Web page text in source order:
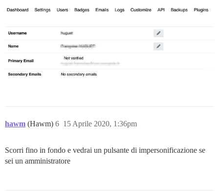
hawm (Hawm) 15 Aprile 2020, 1:36pm
6
Scorri fino in fondo e vedrai un pulsante di impersonificazione se
sei un amministratore